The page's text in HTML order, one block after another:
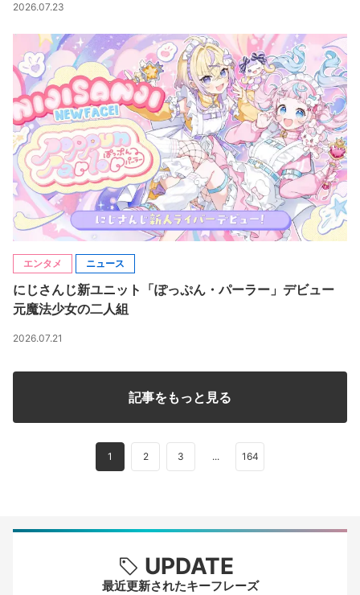
2026.07.23
エンタメ ニュース
にじさんじ新ユニット「ぽっぷん・パーラー」デビュー
元魔法少女の二人組
2026.07.21
記事をもっと見る
1 2 3 ... 164
UPDATE
最近更新されたキーフレーズ